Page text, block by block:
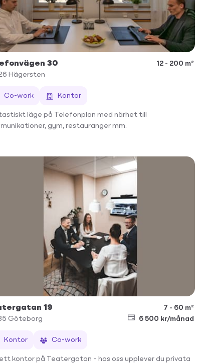
30
12 - 200 m²
Hägersten
Co-work Kontor
läge på Telefonplan med närhet till
gym, restauranger mm.
19
7 - 60 m²
Göteborg 6 500 kr/månad
Kontor Co-work
kontor på Teatergatan – hos oss upplever du privata